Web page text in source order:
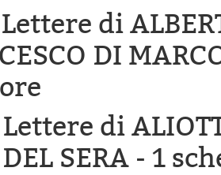
di
DI
di
SERA - 1